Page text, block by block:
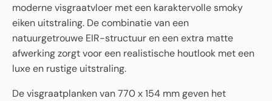
moderne visgraatvloer met een karaktervolle smoky
eiken uitstraling. De combinatie van een
natuurgetrouwe EIR-structuur en een extra matte
afwerking zorgt voor een realistische houtlook met een
luxe en rustige uitstraling.
De visgraatplanken van 770 x 154 mm geven het